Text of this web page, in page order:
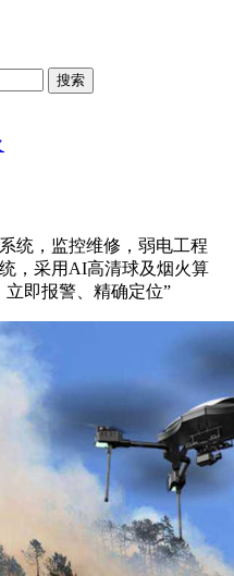
搜索
，监控维修，弱电工程
，采用AI高清球及烟火算
立即报警、精确定位”